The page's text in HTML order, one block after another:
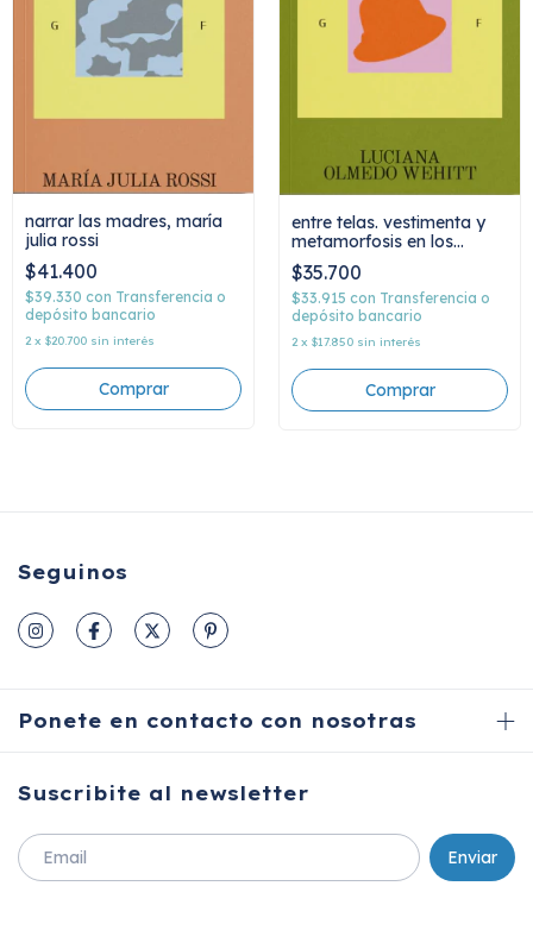
narrar las madres, maría
julia rossi
$41.400
$39.330 con Transferencia o
depósito bancario
2 x $20.700 sin interés
entre telas. vestimenta y
metamorfosis en los
cuentos de silvina
ocampo, luciana olmedo
wehitt
$35.700
$33.915 con Transferencia o
depósito bancario
2 x $17.850 sin interés
Seguinos
Ponete en contacto con nosotras
Suscribite al newsletter